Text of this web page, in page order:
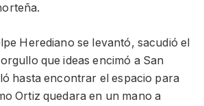
Herediano se levantó, sacudió el
que ideas encimó a San
hasta encontrar el espacio para
Ortiz quedara en un mano a